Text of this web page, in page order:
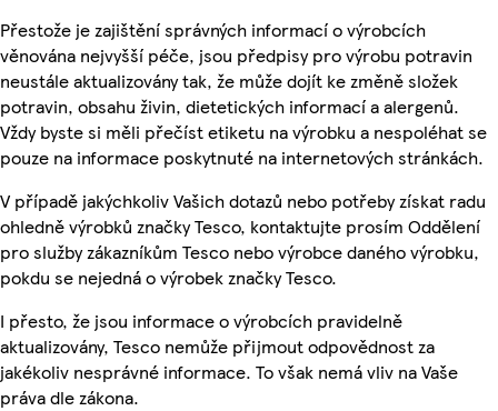
Přestože je zajištění správných informací o výrobcích
věnována nejvyšší péče, jsou předpisy pro výrobu potravin
neustále aktualizovány tak, že může dojít ke změně složek
potravin, obsahu živin, dietetických informací a alergenů.
Vždy byste si měli přečíst etiketu na výrobku a nespoléhat se
pouze na informace poskytnuté na internetových stránkách.
V případě jakýchkoliv Vašich dotazů nebo potřeby získat radu
ohledně výrobků značky Tesco, kontaktujte prosím Oddělení
pro služby zákazníkům Tesco nebo výrobce daného výrobku,
pokdu se nejedná o výrobek značky Tesco.
I přesto, že jsou informace o výrobcích pravidelně
aktualizovány, Tesco nemůže přijmout odpovědnost za
jakékoliv nesprávné informace. To však nemá vliv na Vaše
práva dle zákona.